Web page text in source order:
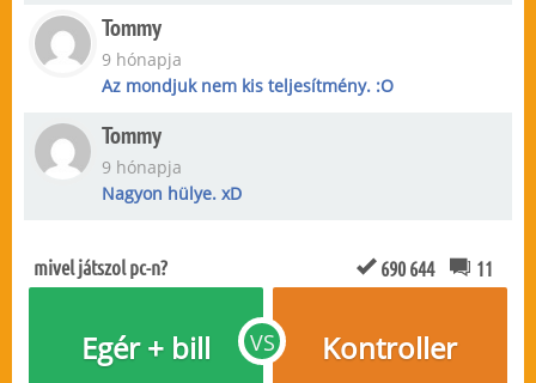
Tommy
9 hónapja
Az mondjuk nem kis teljesítmény. :O
Tommy
9 hónapja
Nagyon hülye. xD
mivel játszol pc-n? 690 644 11
VS
Egér + bill Kontroller